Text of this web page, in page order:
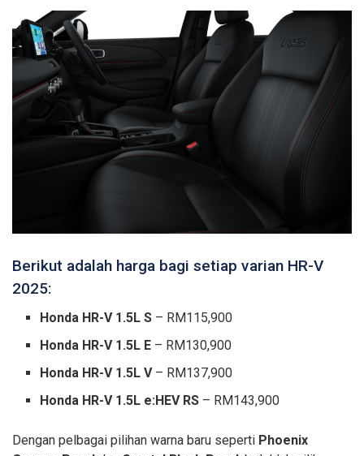
Berikut adalah harga bagi setiap varian HR-V
2025:
Honda HR-V 1.5L S – RM115,900
Honda HR-V 1.5L E – RM130,900
Honda HR-V 1.5L V– RM137,900
Honda HR-V 1.5L e:HEV RS – RM143,900
Dengan pelbagai pilihan warna baru seperti Phoenix